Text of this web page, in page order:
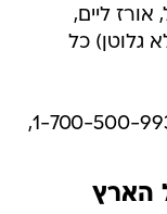
ליים,
גלוטן) כל
מקסיקנה משלוחים, טלפון- 1-700-500-993,
הארץ